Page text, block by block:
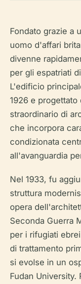
Fondato grazie a
uomo d'affari
divenne
per gli espatriati
L'edificio
1926 e
straordinario di
che incorpora
condizionata
all'avanguardia
Nel 1933, fu
struttura
opera
Seconda Guerra
per i rifugiati
di trattamento
si evolse in un
Fudan University.